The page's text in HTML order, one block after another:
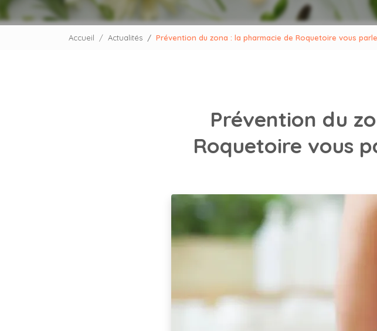
Accueil Actualités Prévention du zona : la pharmacie de Roquetoire vous
Prévention du
Roquetoire vous